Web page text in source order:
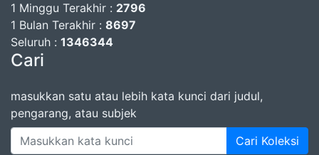
1 Minggu Terakhir : 2796
1 Bulan Terakhir : 8697
Seluruh : 1346344
Cari
masukkan satu atau lebih kata kunci dari judul,
pengarang, atau subjek
Cari Koleksi